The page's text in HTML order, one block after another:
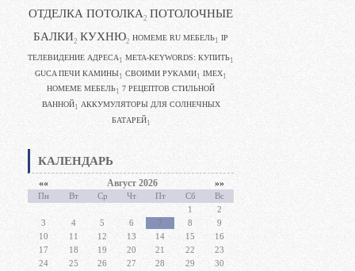
ОТДЕЛКА ПОТОЛКА2 ПОТОЛОЧНЫЕ
БАЛКИ2 КУХНЮ2 HOMEME RU МЕБЕЛЬ1 IP
ТЕЛЕВИДЕНИЕ АДРЕСА 1 META-KEYWORDS: КУПИТЬ1
GUCA ПЕЧИ КАМИНЫ1 CВОИМИ РУКАМИ1 IMEX1
HOMEME МЕБЕЛЬ1 7 РЕЦЕПТОВ СТИЛЬНОЙ
ВАННОЙ1 АККУМУЛЯТОРЫ ДЛЯ СОЛНЕЧНЫХ
БАТАРЕЙ1
КАЛЕНДАРЬ
«« Август 2026 »»
Пн Вт Ср Чт Пт Сб
Вс
1
2
3
4 5 6 7 8
9
10
11 12 13 14 15
16
17
18 19 20 21 22
23
24
25 26 27 28 29
30